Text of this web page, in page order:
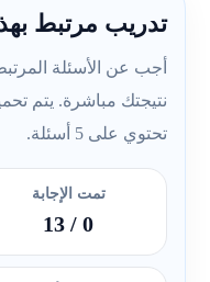
تدريب مرتبط
أجب عن الأسئلة
نتيجتك مباشرة. يتم
تحتوي على 5 أسئلة.
تمت الإجابة
0
/ 13